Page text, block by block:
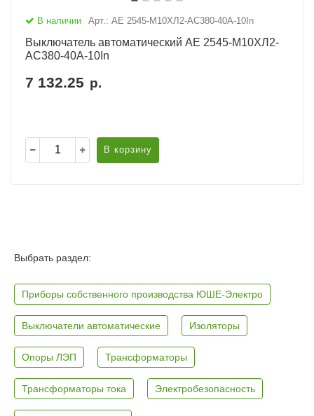
В наличии Арт.: АЕ 2545-М10ХЛ2-AC380-40А-10In
Выключатель автоматический АЕ 2545-М10ХЛ2-
AC380-40А-10In
7 132.25 р.
В корзину
Выбрать раздел:
Приборы собственного производства ЮШЕ-Электро
Выключатели автоматические Изоляторы
Опоры ЛЭП Трансформаторы
Трансформаторы тока Электробезопасность